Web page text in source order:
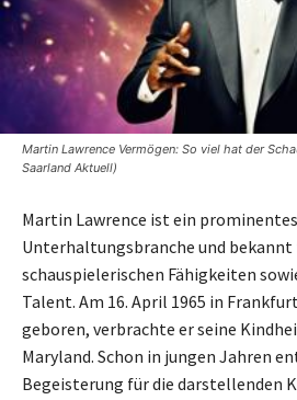
Martin Lawrence Vermögen: So viel hat der
Saarland Aktuell)
Martin Lawrence ist ein
Unterhaltungsbranche und bekannt
schauspielerischen Fähigkeiten
Talent. Am 16. April 1965 in
geboren, verbrachte er seine
Maryland. Schon in jungen Jahren
Begeisterung für die darstellenden